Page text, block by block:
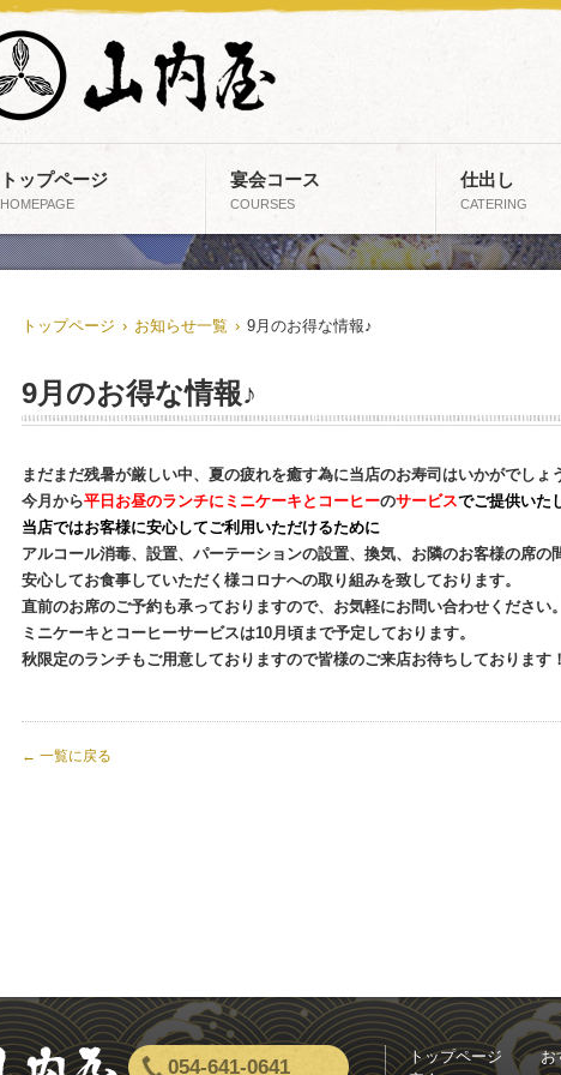
トップページ
HOMEPAGE
宴会コース
COURSES
仕出し
CATERING
トップページ › お知らせ一覧 › 9月のお得な情報♪
9月のお得な情報♪
まだまだ残暑が厳しい中、夏の疲れを癒す為に当店のお寿司はいかがでしょ
今月から平日お昼のランチにミニケーキとコーヒーのサービスでご提供いた
当店ではお客様に安心してご利用いただけるために
アルコール消毒、設置、パーテーションの設置、換気、お隣のお客様の席の
安心してお食事していただく様コロナへの取り組みを致しております。
直前のお席のご予約も承っておりますので、お気軽にお問い合わせください。
ミニケーキとコーヒーサービスは10月頃まで予定しております。
秋限定のランチもご用意しておりますので皆様のご来店お待ちしております！
← 一覧に戻る
054-641-0641 トップページ
お